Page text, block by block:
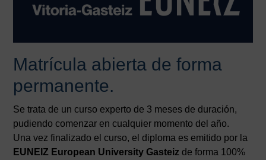
Matrícula abierta de forma
permanente.
Se trata de un curso experto de 3 meses de duración,
pudiendo comenzar en cualquier momento del año.
Una vez finalizado el curso, el diploma es emitido por la
EUNEIZ European University Gasteiz de forma 100%